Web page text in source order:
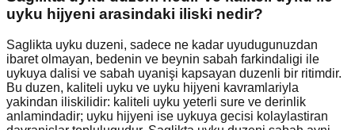
uyku hijyeni arasindaki iliski nedir?
Saglikta uyku duzeni, sadece ne kadar uyudugunuzdan
ibaret olmayan, bedenin ve beynin sabah farkindaligi ile
uykuya dalisi ve sabah uyanişi kapsayan duzenli bir ritimdir.
Bu duzen, kaliteli uyku ve uyku hijyeni kavramlariyla
yakindan iliskilidir: kaliteli uyku yeterli sure ve derinlik
anlamindadir; uyku hijyeni ise uykuya gecisi kolaylastiran